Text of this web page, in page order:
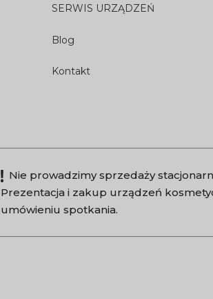
SERWIS URZĄDZEŃ
Blog
Kontakt
Nie prowadzimy sprzedaży
Prezentacja i zakup urządzeń
umówieniu spotkania.